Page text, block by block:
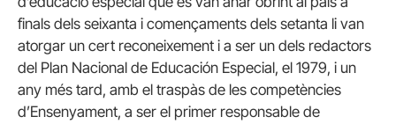
finals dels seixanta i començaments dels setanta li van
atorgar un cert reconeixement i a ser un dels redactors
del Plan Nacional de Educación Especial, el 1979, i un
any més tard, amb el traspàs de les competències
d’Ensenyament, a ser el primer responsable de